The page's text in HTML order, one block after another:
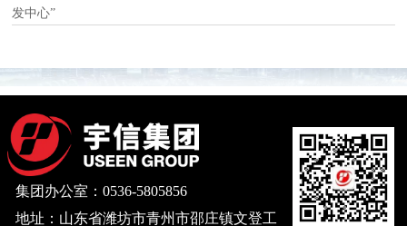
发中心”
集团办公室：0536-5805856
地址：山东省潍坊市青州市邵庄镇文登工